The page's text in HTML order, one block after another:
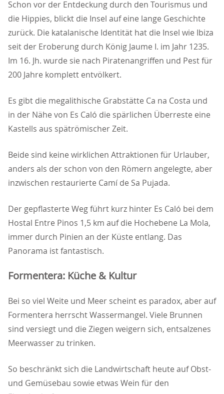
Schon vor der Entdeckung durch den Tourismus und
die Hippies, blickt die Insel auf eine lange Geschichte
zurück. Die katalanische Identität hat die Insel wie Ibiza
seit der Eroberung durch König Jaume I. im Jahr 1235.
Im 16. Jh. wurde sie nach Piratenangriffen und Pest für
200 Jahre komplett entvölkert.
Es gibt die megalithische Grabstätte Ca na Costa und
in der Nähe von Es Caló die spärlichen Überreste eine
Kastells aus spätrömischer Zeit.
Beide sind keine wirklichen Attraktionen für Urlauber,
anders als der schon von den Römern angelegte, aber
inzwischen restaurierte Camí de Sa Pujada.
Der gepflasterte Weg führt kurz hinter Es Caló bei dem
Hostal Entre Pinos 1,5 km auf die Hochebene La Mola,
immer durch Pinien an der Küste entlang. Das
Panorama ist fantastisch.
Formentera: Küche & Kultur
Bei so viel Weite und Meer scheint es paradox, aber auf
Formentera herrscht Wassermangel. Viele Brunnen
sind versiegt und die Ziegen weigern sich, entsalzenes
Meerwasser zu trinken.
So beschränkt sich die Landwirtschaft heute auf Obst-
und Gemüsebau sowie etwas Wein für den